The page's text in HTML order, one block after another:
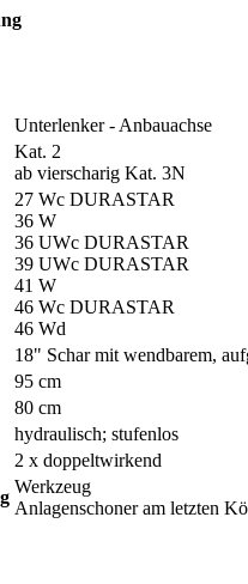
Unterlenker - Anbauachse
Kat. 2
ab vierscharig Kat. 3N
27 Wc DURASTAR
36 W
36 UWc DURASTAR
39 UWc DURASTAR
41 W
46 Wc DURASTAR
46 Wd
18" Schar mit wendbarem,
95 cm
80 cm
hydraulisch; stufenlos
2 x doppeltwirkend
Werkzeug
Anlagenschoner am letzten